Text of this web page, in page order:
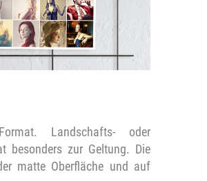
Landschafts- oder
besonders zur Geltung. Die
matte Oberfläche und auf